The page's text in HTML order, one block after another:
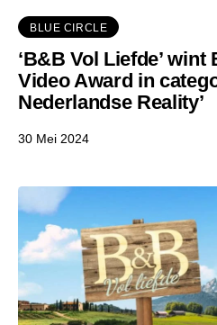
BLUE CIRCLE
‘B&B Vol Liefde’
Video Award in
Nederlandse Reality’
30 Mei 2024